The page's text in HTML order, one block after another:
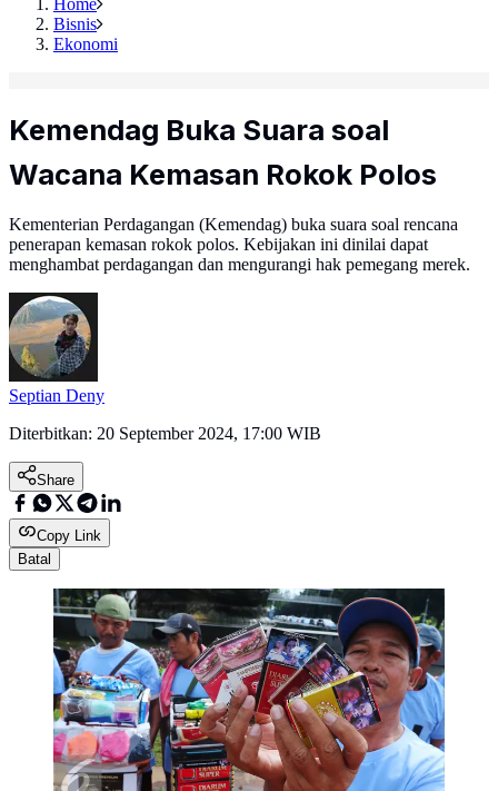
Home
Bisnis
Ekonomi
Kemendag Buka Suara soal
Wacana Kemasan Rokok Polos
Kementerian Perdagangan (Kemendag) buka suara soal rencana
penerapan kemasan rokok polos. Kebijakan ini dinilai dapat
menghambat perdagangan dan mengurangi hak pemegang merek.
Septian Deny
Diterbitkan: 20 September 2024, 17:00 WIB
Share
Copy Link
Batal